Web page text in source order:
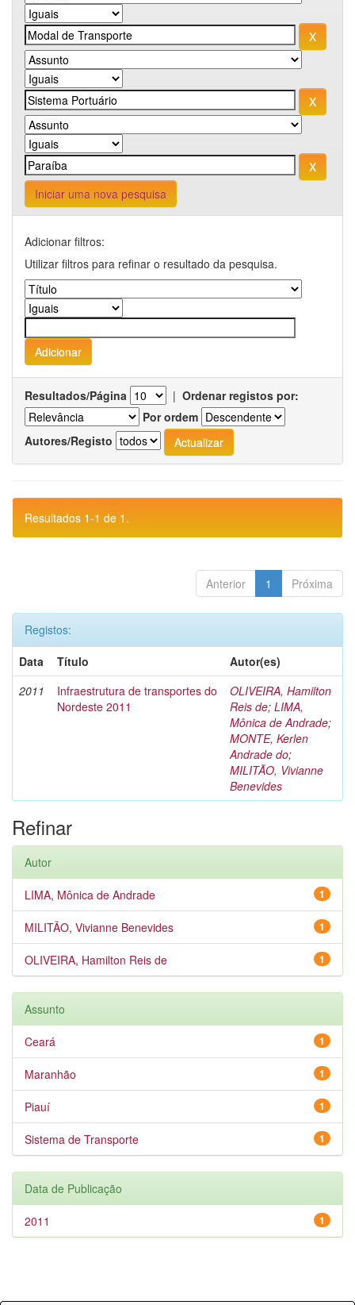
Iniciar uma nova pesquisa
Adicionar filtros:
Utilizar filtros para refinar o resultado da pesquisa.
Resultados/Página | Ordenar registos por:
Por ordem
Autores/Registo
Resultados 1-1 de 1.
Anterior 1 Próxima
Registos:
Data
Título
Autor(es)
2011
Infraestrutura de transportes do
Nordeste 2011
OLIVEIRA, Hamilton
Reis de; LIMA,
Mônica de Andrade;
MONTE, Kerlen
Andrade do;
MILITÃO, Vivianne
Benevides
Refinar
Autor
1
LIMA, Mônica de Andrade
1
MILITÃO, Vivianne Benevides
1
OLIVEIRA, Hamilton Reis de
Assunto
1
Ceará
1
Maranhão
1
Piauí
1
Sistema de Transporte
Data de Publicação
1
2011